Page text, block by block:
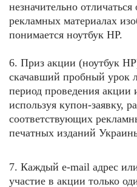
незначительно
рекламных материалах
понимается ноутбук HP.
6. Приз акции (ноутбук HP
скачавший пробный
период проведения акции
используя купон-заявку,
соответствующих
печатных изданий
7. Каждый e-mail адрес
участие в акции только